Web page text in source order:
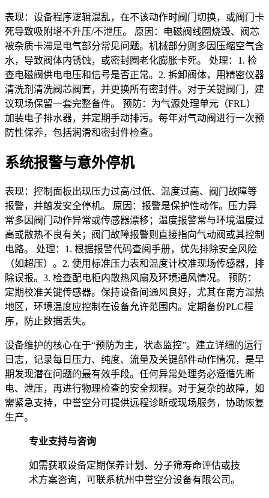
表现：设备程序逻辑混乱，在不该动作时阀门切换，或阀门卡
死导致吸附塔不升压/不泄压。 原因：电磁阀线圈烧毁、阀芯
被杂质卡滞是电气部分常见问题。机械部分则多因压缩空气含
水，导致阀体内锈蚀，或密封圈老化膨胀卡死。 处理：1. 检
查电磁阀供电电压和信号是否正常。2. 拆卸阀体，用精密仪器
清洗剂清洗阀芯阀套，并更换所有密封件。对于关键阀门，建
议现场保留一套完整备件。 预防：为气源处理单元（FRL）
加装电子排水器，并定期手动排污。每年对气动阀进行一次预
防性保养，包括润滑和密封件检查。
系统报警与意外停机
表现：控制面板出现压力过高/过低、温度过高、阀门故障等
报警，并触发安全停机。 原因：报警是保护性动作。压力异
常多因阀门动作异常或传感器漂移；温度报警常与环境温度过
高或散热不良有关；阀门故障报警则直接指向气动阀或其控制
电路。 处理：1. 根据报警代码查阅手册，优先排除安全风险
（如超压）。2. 使用标准压力表和温度计校准现场传感器，排
除误报。3. 检查配电柜内散热风扇及环境通风情况。 预防：
定期校准关键传感器。保持设备间通风良好，尤其在南方湿热
地区，环境温度应控制在设备允许范围内。定期备份PLC程
序，防止数据丢失。
设备维护的核心在于“预防为主，状态监控”。建立详细的运行
日志，记录每日压力、纯度、流量及关键部件动作情况，是早
期发现潜在问题的最有效手段。任何异常处理务必遵循先断
电、泄压，再进行物理检查的安全规程。对于复杂的故障，如
需紧急支持，中誉空分可提供远程诊断或现场服务，协助恢复
生产。
专业支持与咨询
如需获取设备定期保养计划、分子筛寿命评估或技
术方案咨询，可联系杭州中誉空分设备有限公司。